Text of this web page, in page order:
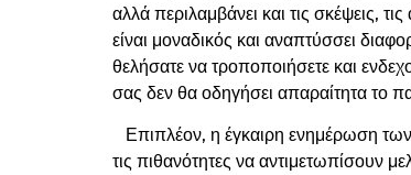
αλλά περιλαμβάνει και τις σκέψεις,
είναι μοναδικός και αναπτύσσει
θελήσατε να τροποποιήσετε και
σας δεν θα οδηγήσει απαραίτητα το
Επιπλέον, η έγκαιρη ενημέρωση
τις πιθανότητες να αντιμετωπίσουν